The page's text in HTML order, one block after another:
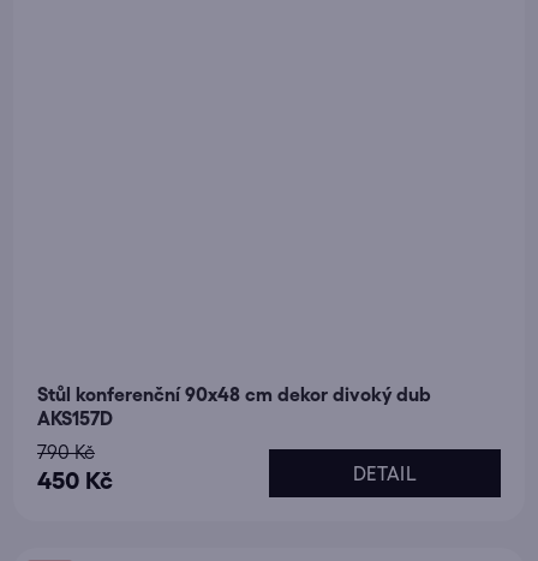
Stůl konferenční 90x48 cm dekor divoký dub
AKS157D
450 Kč
790 Kč
DETAIL